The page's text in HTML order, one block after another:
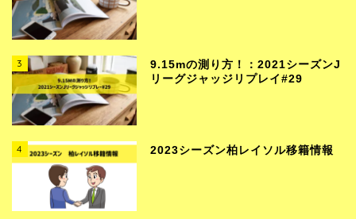
3
9.15mの測り方！：2021シーズンJ
リーグジャッジリプレイ#29
4 2023シーズン柏レイソル移籍情報